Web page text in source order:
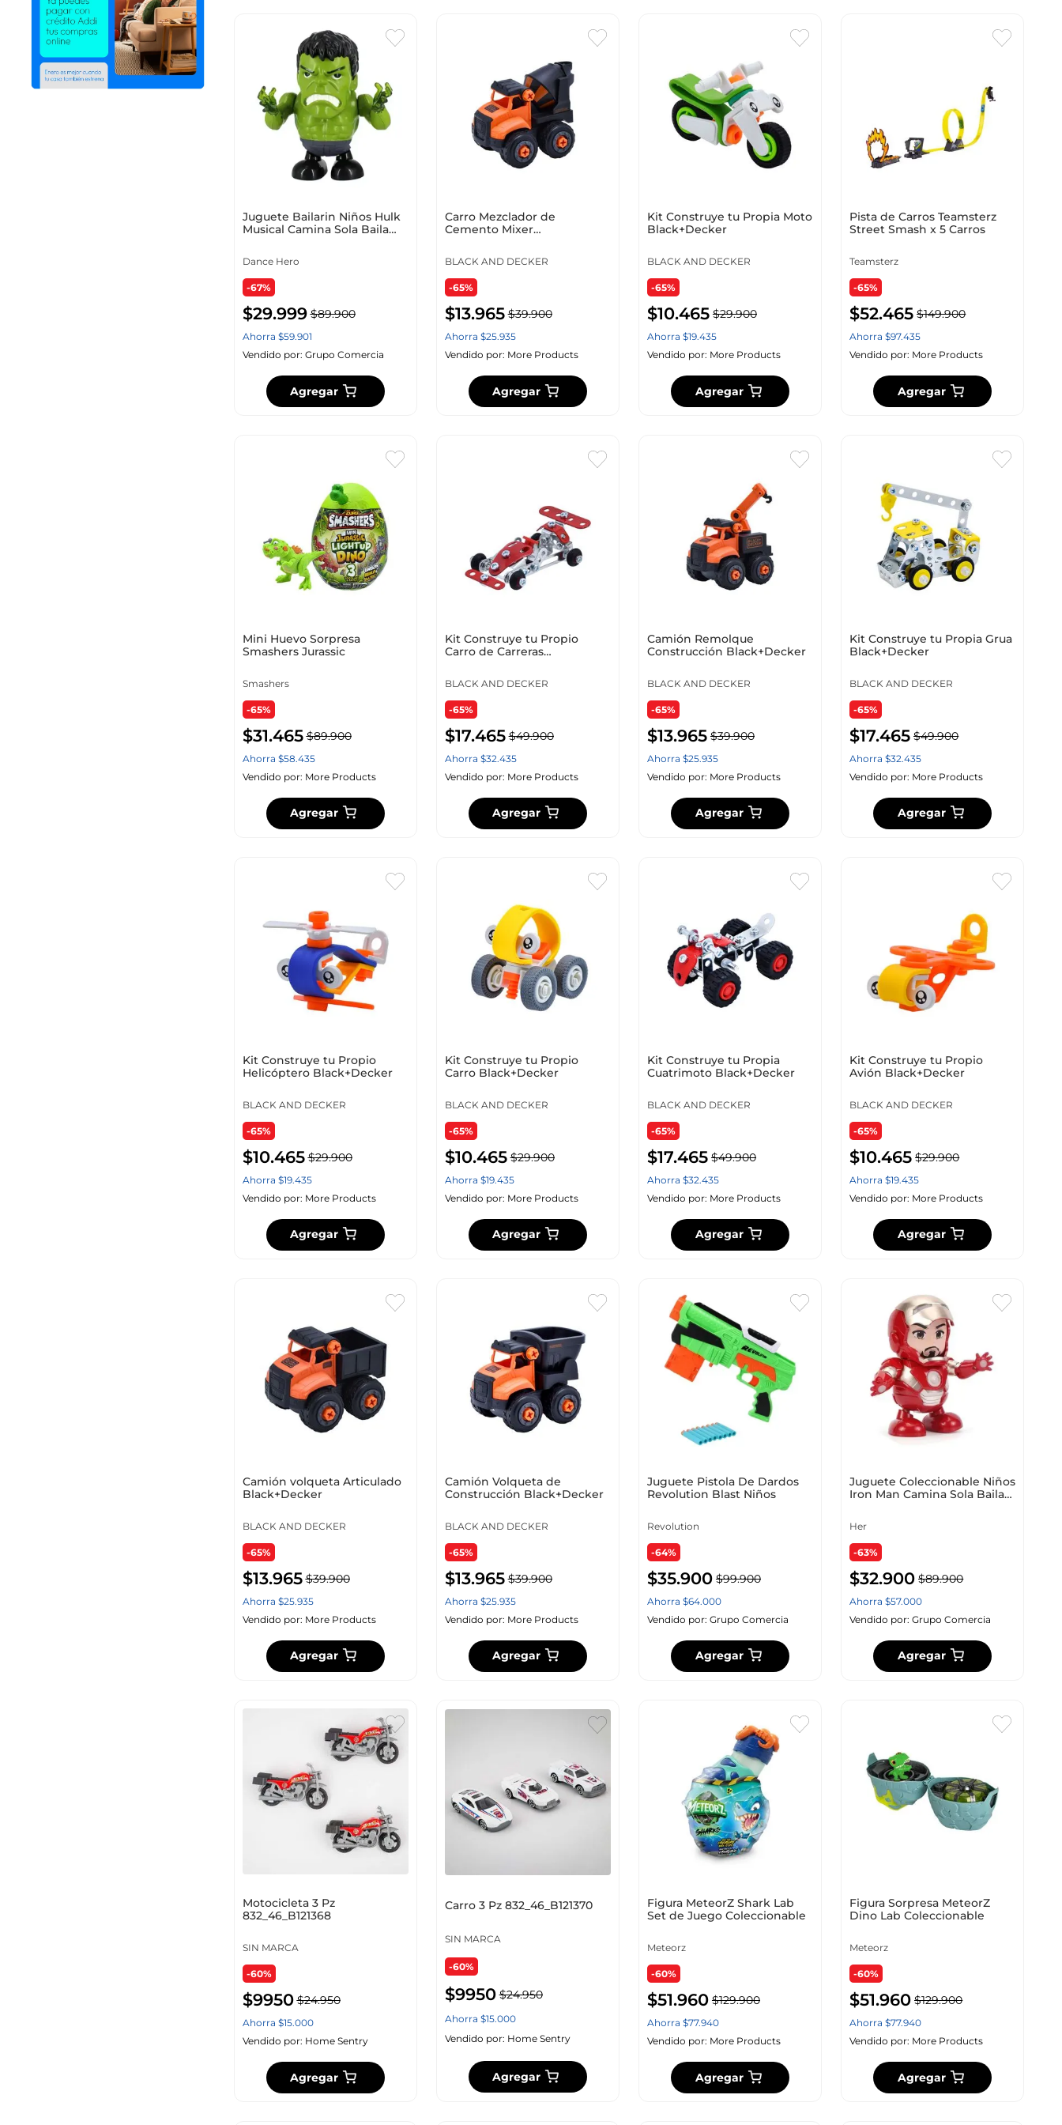
Mostrar 2 más
43.00
42.50
Mostrar 64 más
Juguete Bailarin Niños Hulk
Musical Camina Sola Baila
Dance Hero
-67%
$29.999 $89.900
Ahorra $59.901
Vendido por: Grupo Comercia
Agregar
Carro Mezclador de
Cemento Mixer
BLACK AND DECKER
-65%
$13.965 $39.900
Ahorra $25.935
Vendido por: More Products
Agregar
Kit Construye tu Propia Moto
Black+Decker
BLACK AND DECKER
-65%
$10.465 $29.900
Ahorra $19.435
Vendido por: More Products
Agregar
Pista de Carros Teamsterz
Street Smash x 5 Carros
Teamsterz
-65%
$52.465 $149.900
Ahorra$97.435
Vendido por: More Products
Agregar
Mini Huevo Sorpresa
Smashers Jurassic
Smashers
-65%
$31.465 $89.900
Ahorra $58.435
Vendido por: More Products
Agregar
Kit Construye tu Propio
Carro de Carreras
BLACK AND DECKER
-65%
$17.465 $49.900
Ahorra $32.435
Vendido por: More Products
Agregar
Camión Remolque
Construcción Black+Decker
BLACK AND DECKER
-65%
$13.965 $39.900
Ahorra $25.935
Vendido por: More Products
Agregar
Kit Construye tu Propia Grua
Black+Decker
BLACK AND DECKER
-65%
$17.465 $49.900
Ahorra$32.435
Vendido por: More Products
Agregar
Kit Construye tu Propio
Helicóptero Black+Decker
BLACK AND DECKER
-65%
$10.465 $29.900
Ahorra $19.435
Vendido por: More Products
Agregar
Kit Construye tu Propio
Carro Black+Decker
BLACK AND DECKER
-65%
$10.465 $29.900
Ahorra $19.435
Vendido por: More Products
Agregar
Kit Construye tu Propia
Cuatrimoto Black+Decker
BLACK AND DECKER
-65%
$17.465 $49.900
Ahorra $32.435
Vendido por: More Products
Agregar
Kit Construye tu Propio
Avión Black+Decker
BLACK AND DECKER
-65%
$10.465 $29.900
Ahorra$19.435
Vendido por: More Products
Agregar
Camión volqueta Articulado
Black+Decker
BLACK AND DECKER
-65%
$13.965 $39.900
Ahorra $25.935
Vendido por: More Products
Agregar
Camión Volqueta de
Construcción Black+Decker
BLACK AND DECKER
-65%
$13.965 $39.900
Ahorra $25.935
Vendido por: More Products
Agregar
Juguete Pistola De Dardos
Revolution Blast Niños
Revolution
-64%
$35.900 $99.900
Ahorra $64.000
Vendido por: Grupo Comercia
Agregar
Juguete Coleccionable Niños
Iron Man Camina Sola Baila
Her
-63%
$32.900 $89.900
Ahorra$57.000
Vendido por:Grupo Comercia
Agregar
Motocicleta 3 Pz
832_46_B121368
SIN MARCA
-60%
$9950 $24.950
Ahorra $15.000
Vendido por: Home Sentry
Agregar
Carro 3 Pz 832_46_B121370
SIN MARCA
-60%
$9950 $24.950
Ahorra $15.000
Vendido por: Home Sentry
Agregar
Figura MeteorZ Shark Lab
Set de Juego Coleccionable
Meteorz
-60%
$51.960 $129.900
Ahorra $77.940
Vendido por: More Products
Agregar
Figura Sorpresa MeteorZ
Dino Lab Coleccionable
Meteorz
-60%
$51.960 $129.900
Ahorra$77.940
Vendido por: More Products
Agregar